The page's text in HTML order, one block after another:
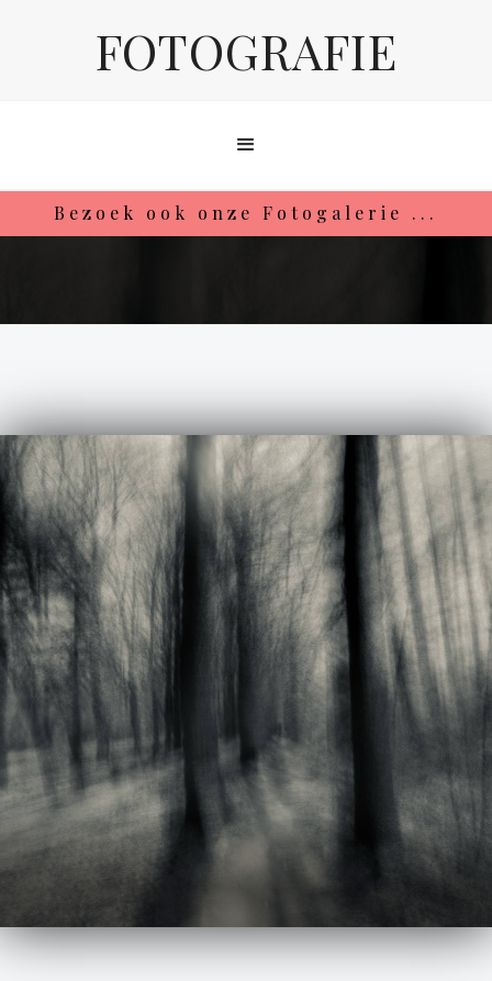
FOTOGRAFIE
Bezoek ook onze Fotogalerie ...